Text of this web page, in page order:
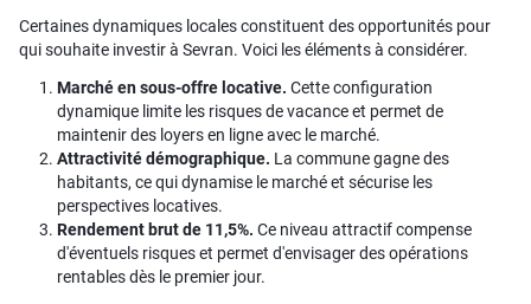
Certaines dynamiques locales constituent des opportunités pour
qui souhaite investir à Sevran. Voici les éléments à considérer.
Marché en sous-offre locative. Cette configuration
dynamique limite les risques de vacance et permet de
maintenir des loyers en ligne avec le marché.
Attractivité démographique. La commune gagne des
habitants, ce qui dynamise le marché et sécurise les
perspectives locatives.
Rendement brut de 11,5%. Ce niveau attractif compense
d'éventuels risques et permet d'envisager des opérations
rentables dès le premier jour.